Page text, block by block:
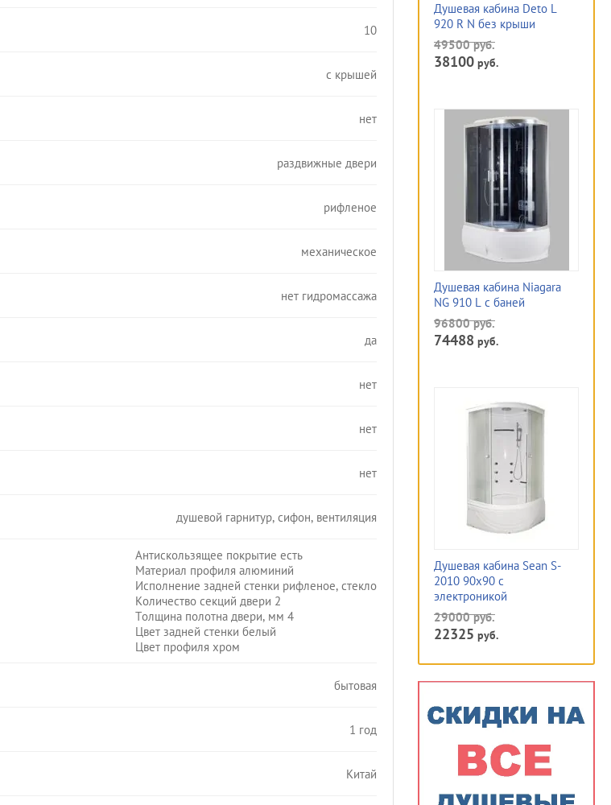
Душевая кабина Deto L
920 R N без крыши
49500руб.
38100 руб.
Душевая кабина Niagara
NG 910 L с баней
96800руб.
74488 руб.
Душевая кабина Sean S-
2010 90x90 с
электроникой
29000руб.
22325 руб.
10
с крышей
нет
раздвижные двери
рифленое
механическое
нет гидромассажа
да
нет
нет
нет
душевой гарнитур, сифон, вентиляция
Антискользящее покрытие есть
Материал профиля алюминий
Исполнение задней стенки рифленое, стекло
Количество секций двери 2
Толщина полотна двери, мм 4
Цвет задней стенки белый
Цвет профиля хром
бытовая
1 год
Китай